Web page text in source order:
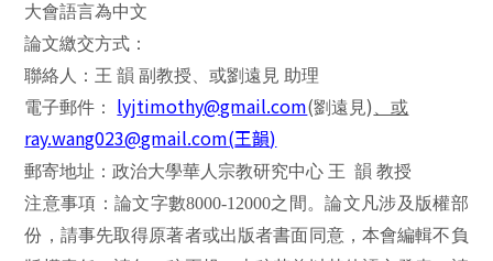
大會語言為中文
論文繳交方式：
聯絡人：王 韻 副教授、或劉遠見 助理
電子郵件：
lyjtimothy@gmail.com(劉遠見) 、或
ray.wang023@gmail.com(王韻)
郵寄地址：政治大學華人宗教研究中心 王 韻教授
注意事項：論文字數8000-12000之間。論文凡涉及版權部
份，請事先取得原著者或出版者書面同意，本會編輯不負